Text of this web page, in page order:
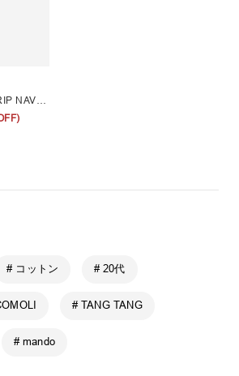
# コットン # 20代
# TANG TANG
# mando